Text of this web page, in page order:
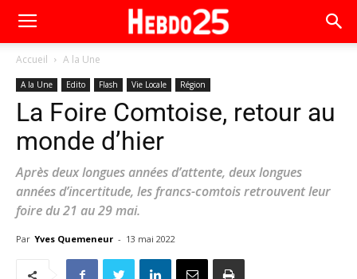
Accueil A la Une
A la Une Edito Flash Vie Locale Région
La Foire Comtoise, retour au
monde d’hier
Après deux longues années d’attente, deux longues
années d’incertitude, les francs-comtois retrouvent leur
foire du 21 au 29 mai.
Par Yves Quemeneur - 13 mai 2022